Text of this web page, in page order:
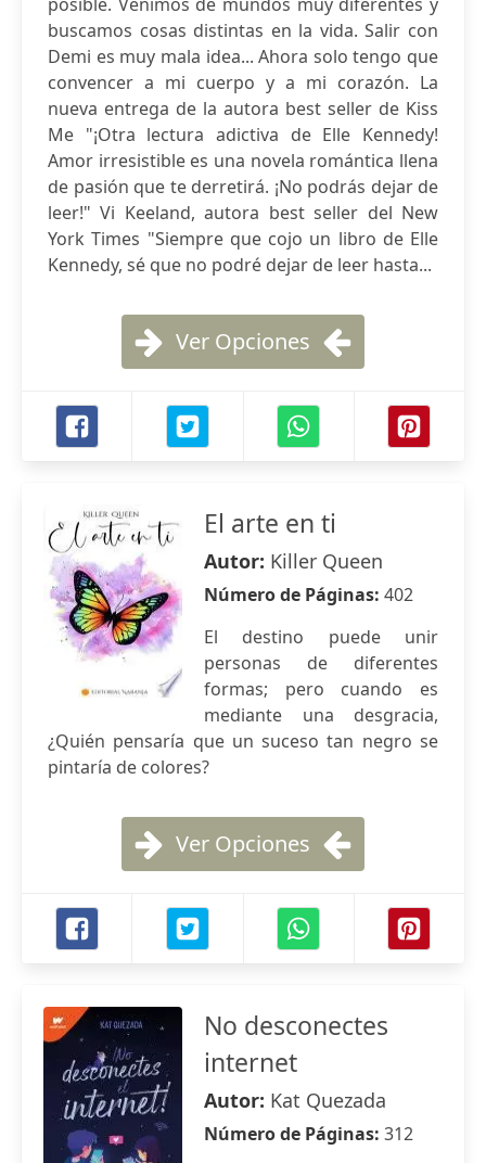
buscamos cosas distintas en la vida. Salir con
Demi es muy mala idea... Ahora solo tengo que
convencer a mi cuerpo y a mi corazón. La
nueva entrega de la autora best seller de Kiss
Me "¡Otra lectura adictiva de Elle Kennedy!
Amor irresistible es una novela romántica llena
de pasión que te derretirá. ¡No podrás dejar de
leer!" Vi Keeland, autora best seller del New
York Times "Siempre que cojo un libro de Elle
Kennedy, sé que no podré dejar de leer hasta...
Ver Opciones
El arte en ti
Autor: Killer Queen
Número de Páginas: 402
El destino puede unir
personas de diferentes
formas; pero cuando es
mediante una desgracia,
¿Quién pensaría que un suceso tan negro se
pintaría de colores?
Ver Opciones
No desconectes
internet
Autor: Kat Quezada
Número de Páginas: 312